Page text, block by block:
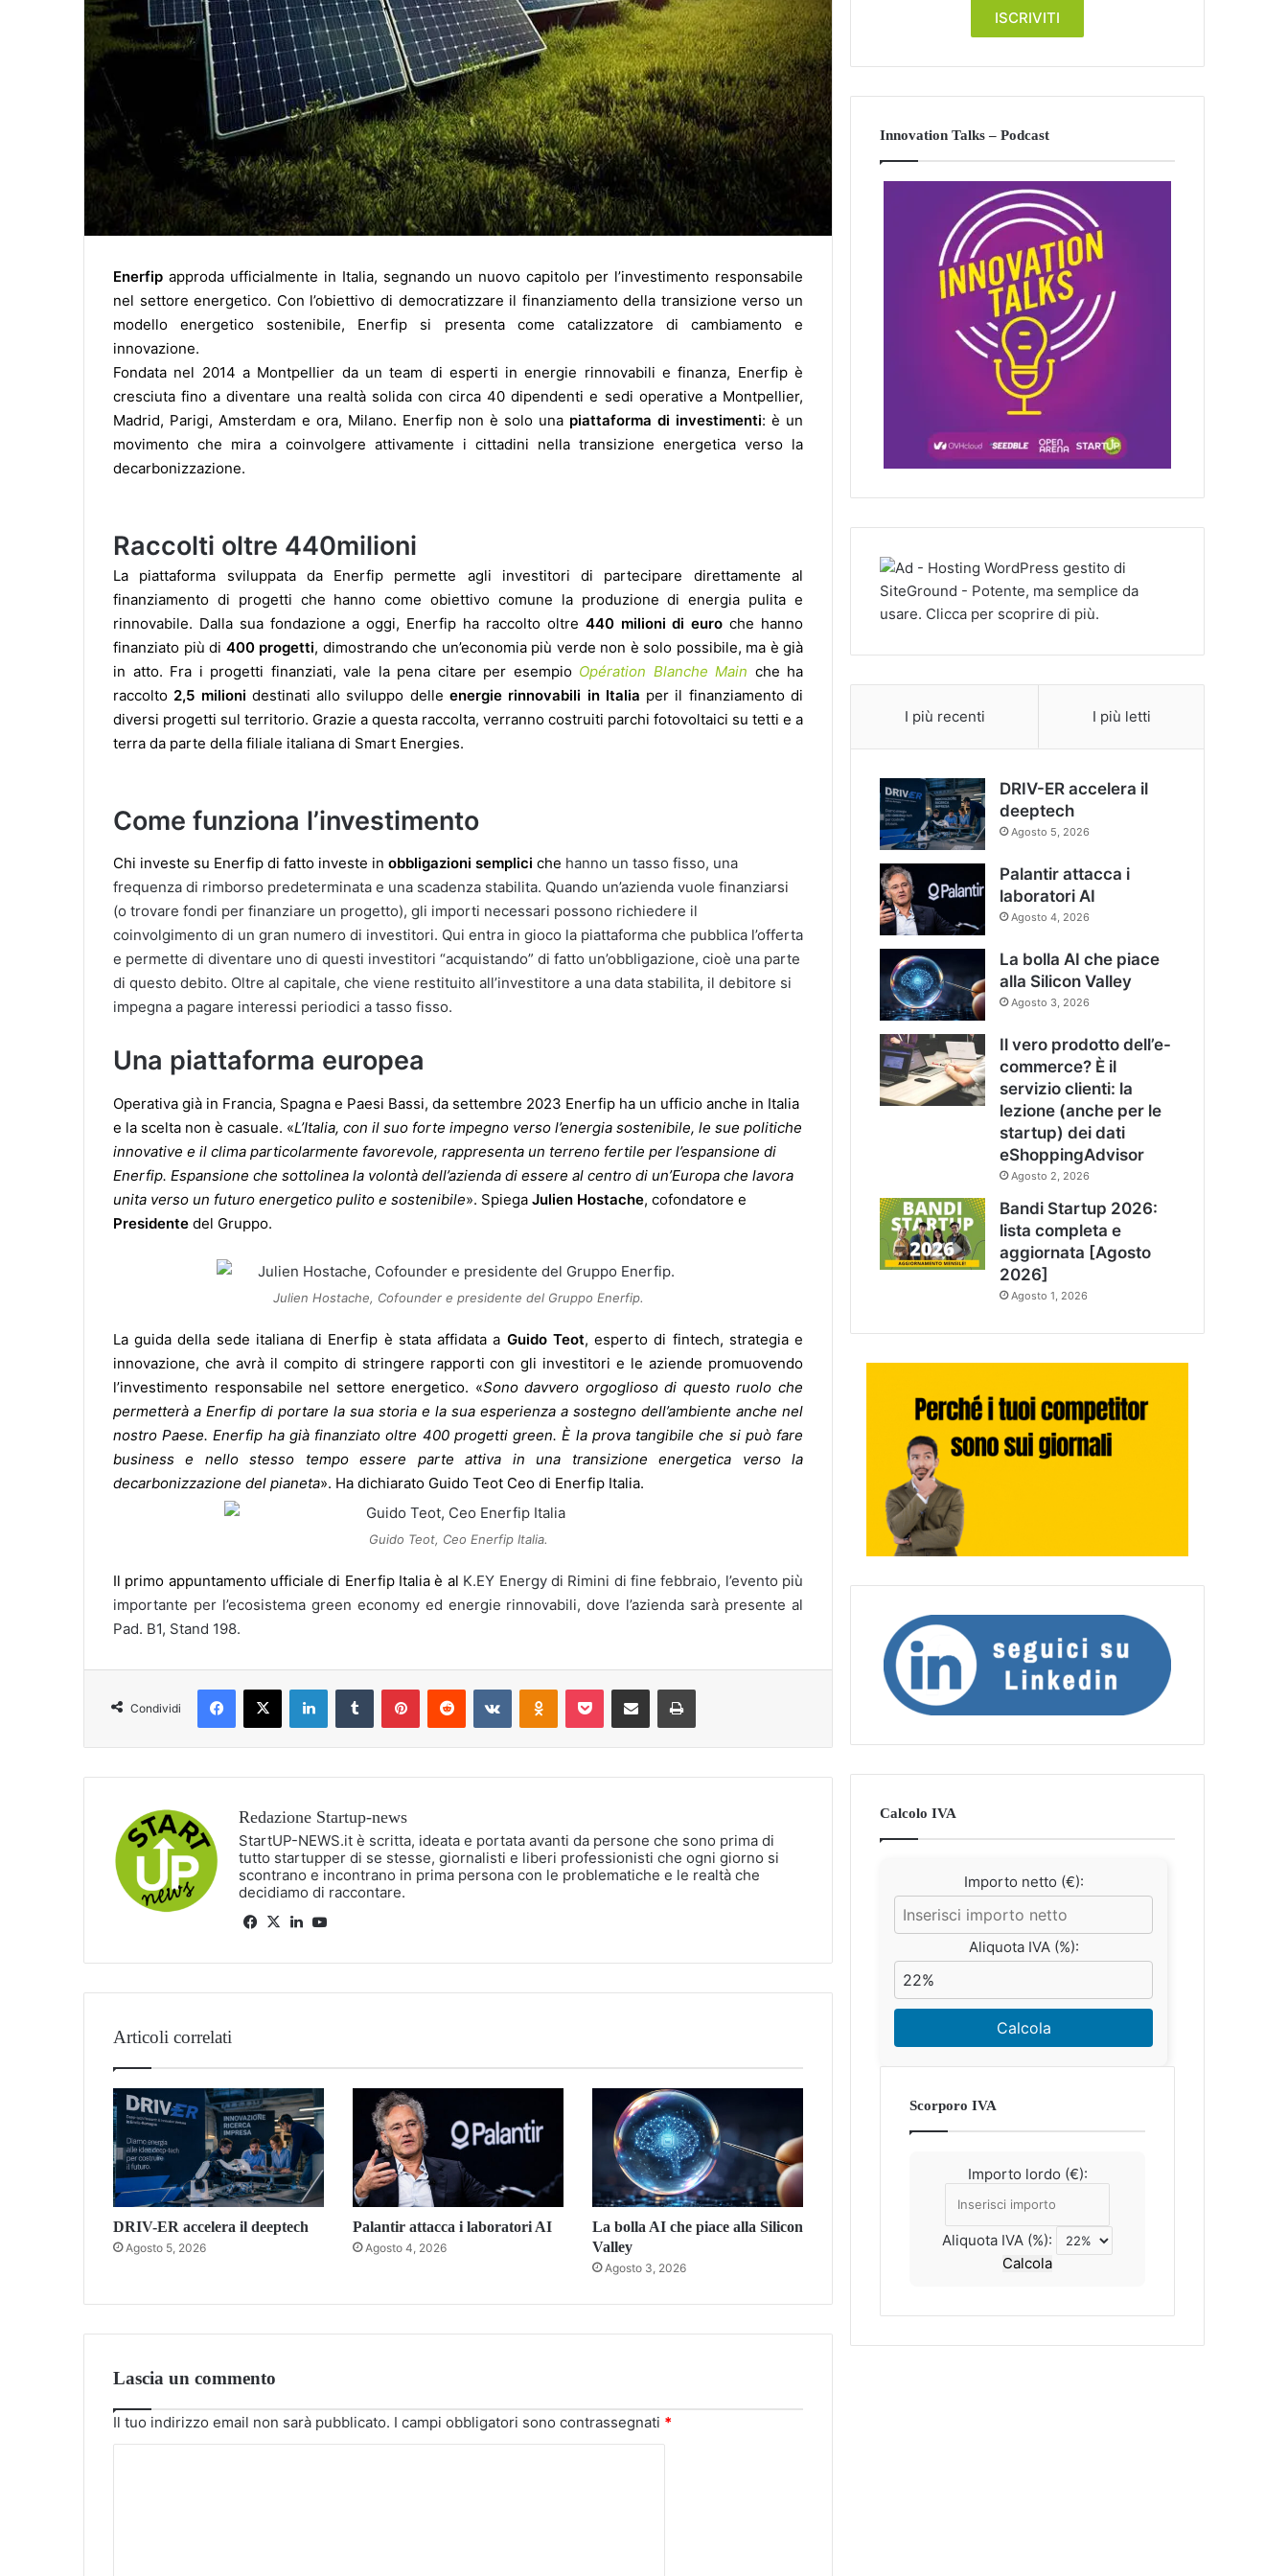
Enerfip approda ufficialmente in Italia, segnando un nuovo capitolo per l’investimento responsabile
nel settore energetico. Con l’obiettivo di democratizzare il finanziamento della transizione verso un
modello energetico sostenibile, Enerfip si presenta come catalizzatore di cambiamento e
innovazione.
Fondata nel 2014 a Montpellier da un team di esperti in energie rinnovabili e finanza, Enerfip è
cresciuta fino a diventare una realtà solida con circa 40 dipendenti e sedi operative a Montpellier,
Madrid, Parigi, Amsterdam e ora, Milano. Enerfip non è solo una piattaforma di investimenti: è un
movimento che mira a coinvolgere attivamente i cittadini nella transizione energetica verso la
decarbonizzazione.
Raccolti oltre 440milioni
La piattaforma sviluppata da Enerfip permette agli investitori di partecipare direttamente al
finanziamento di progetti che hanno come obiettivo comune la produzione di energia pulita e
rinnovabile. Dalla sua fondazione a oggi, Enerfip ha raccolto oltre 440 milioni di euro che hanno
finanziato più di 400 progetti, dimostrando che un’economia più verde non è solo possibile, ma è già
in atto. Fra i progetti finanziati, vale la pena citare per esempio Opération Blanche Main che ha
raccolto 2,5 milioni destinati allo sviluppo delleenergie rinnovabili in Italia per il finanziamento di
diversi progetti sul territorio. Grazie a questa raccolta, verranno costruiti parchi fotovoltaici su tetti e a
terra da parte della filiale italiana di Smart Energies.
Come funziona l’investimento
Chi investe su Enerfip di fatto investe in obbligazioni semplici che hanno un tasso fisso, una
frequenza di rimborso predeterminata e una scadenza stabilita. Quando un’azienda vuole finanziarsi
(o trovare fondi per finanziare un progetto), gli importi necessari possono richiedere il
coinvolgimento di un gran numero di investitori. Qui entra in gioco la piattaforma che pubblica l’offerta
e permette di diventare uno di questi investitori “acquistando” di fatto un’obbligazione, cioè una parte
di questo debito. Oltre al capitale, che viene restituito all’investitore a una data stabilita, il debitore si
impegna a pagare interessi periodici a tasso fisso.
Una piattaforma europea
Operativa già in Francia, Spagna e Paesi Bassi, da settembre 2023 Enerfip ha un ufficio anche in Italia
e la scelta non è casuale. «L’Italia, con il suo forte impegno verso l’energia sostenibile, le sue politiche
innovative e il clima particolarmente favorevole, rappresenta un terreno fertile per l’espansione di
Enerfip. Espansione che sottolinea la volontà dell’azienda di essere al centro di un’Europa che lavora
unita verso un futuro energetico pulito e sostenibile». Spiega Julien Hostache, cofondatore e
Presidente del Gruppo.
Julien Hostache, Cofounder e presidente del Gruppo Enerfip.
La guida della sede italiana di Enerfip è stata affidata a Guido Teot, esperto di fintech, strategia e
innovazione, che avrà il compito di stringere rapporti con gli investitori e le aziende promuovendo
l’investimento responsabile nel settore energetico. «Sono davvero orgoglioso di questo ruolo che
permetterà a Enerfip di portare la sua storia e la sua esperienza a sostegno dell’ambiente anche nel
nostro Paese. Enerfip ha già finanziato oltre 400 progetti green. È la prova tangibile che si può fare
business e nello stesso tempo essere parte attiva in una transizione energetica verso la
decarbonizzazione del pianeta». Ha dichiarato Guido Teot Ceo di Enerfip Italia.
Guido Teot, Ceo Enerfip Italia.
Il primo appuntamento ufficiale di Enerfip Italia è al K.EY Energy di Rimini di fine febbraio, l’evento più
importante per l’ecosistema green economy ed energie rinnovabili, dove l’azienda sarà presente al
Pad. B1, Stand 198.
Condividi
Facebook
X LinkedInTumblrPinterestRedditVKontakteOdnoklassniki
PocketCondividi via Email Stampa
Redazione Startup-news
StartUP-NEWS.it è scritta, ideata e portata avanti da persone che sono prima di
tutto startupper di se stesse, giornalisti e liberi professionisti che ogni giorno si
scontrano e incontrano in prima persona con le problematiche e le realtà che
decidiamo di raccontare.
Facebook
X LinkedIn
Articoli correlati
DRIV-ER accelera il deeptech
Agosto 5, 2026
Palantir attacca i laboratori AI
Agosto 4, 2026
La bolla AI che piace alla Silicon
Valley
Agosto 3, 2026
Lascia un commento
Il tuo indirizzo email non sarà pubblicato. I campi obbligatori sono contrassegnati *
Innovation Talks – Podcast
I più recenti I più letti
DRIV-ER accelera il
deeptech
Agosto 5, 2026
Palantir attacca i
laboratori AI
Agosto 4, 2026
La bolla AI che piace
alla Silicon Valley
Agosto 3, 2026
Il vero prodotto dell’e-
commerce? È il
servizio clienti: la
lezione (anche per le
startup) dei dati
eShoppingAdvisor
Agosto 2, 2026
Bandi Startup 2026:
lista completa e
aggiornata [Agosto
2026]
Agosto 1, 2026
Calcolo IVA
Importo netto (€):
Aliquota IVA (%):
Calcola
Scorporo IVA
Importo lordo (€):
Aliquota IVA (%):
Calcola